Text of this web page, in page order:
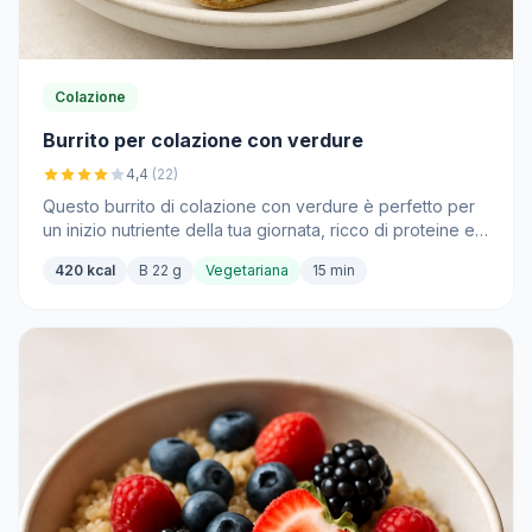
Colazione
Burrito per colazione con verdure
4,4 (22)
Questo burrito di colazione con verdure è perfetto per
un inizio nutriente della tua giornata, ricco di proteine e
420 kcal B 22 g Vegetariana 15 min